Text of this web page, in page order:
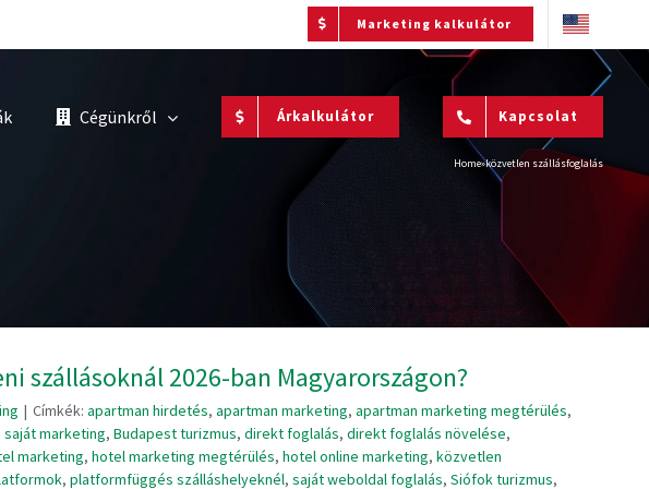
Marketing kalkulátor
Cégünkről Árkalkulátor Kapcsolat
Home»közvetlen szállásfoglalás
szállásoknál 2026-ban Magyarországon?
| Címkék: apartman hirdetés, apartman marketing, apartman marketing megtérülés,
saját marketing, Budapest turizmus, direkt foglalás, direkt foglalás növelése,
marketing, hotel marketing megtérülés, hotel online marketing, közvetlen
, platformfüggés szálláshelyeknél, saját weboldal foglalás, Siófok turizmus,